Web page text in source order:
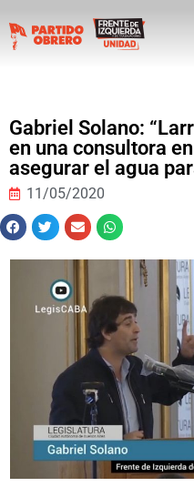
Gabriel Solano:
en una consultora
asegurar el agua
11/05/2020